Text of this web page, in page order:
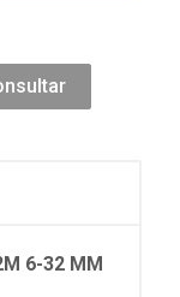
6-32 MM